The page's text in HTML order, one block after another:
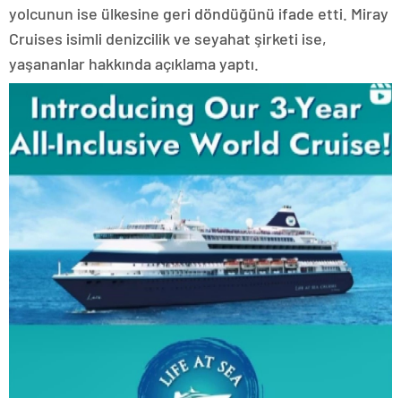
yolcunun ise ülkesine geri döndüğünü ifade etti. Miray
Cruises isimli denizcilik ve seyahat şirketi ise,
yaşananlar hakkında açıklama yaptı.